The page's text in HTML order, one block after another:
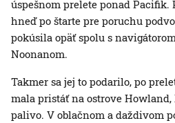
úspešnom prelete ponad Pacifik.
hneď po štarte pre poruchu
pokúsila opäť spolu s
Noonanom.
Takmer sa jej to podarilo, po
mala pristáť na ostrove
palivo. V oblačnom a daždivom